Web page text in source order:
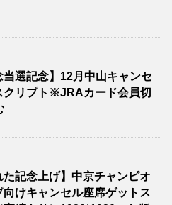
当選記念】12月中山キャンセ
クリプト※JRAカード会員切
た記念上げ】中京チャンピオ
向けキャンセル座席ゲットス